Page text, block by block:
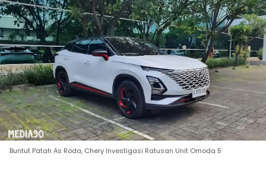
Buntut Patah As Roda, Chery Investigasi Ratusan Unit Omoda 5